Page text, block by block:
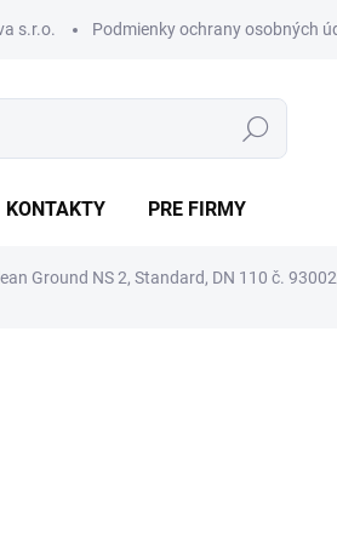
s.r.o. Podmienky ochrany osobných
Hľadať
KONTAKTY PRE FIRMY
Ground NS 2, Standard, DN 110 č.